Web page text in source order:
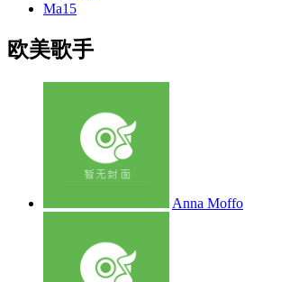
Ma15
欧美歌手
Anna Moffo